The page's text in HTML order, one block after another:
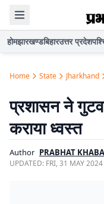
होमझारखण्डबिहारउत्तर प्रदेश
Home State Jharkhand
प्रशासन ने
कराया ध्वस्त
Author PRABHAT
UPDATED: FRI, 31 MAY